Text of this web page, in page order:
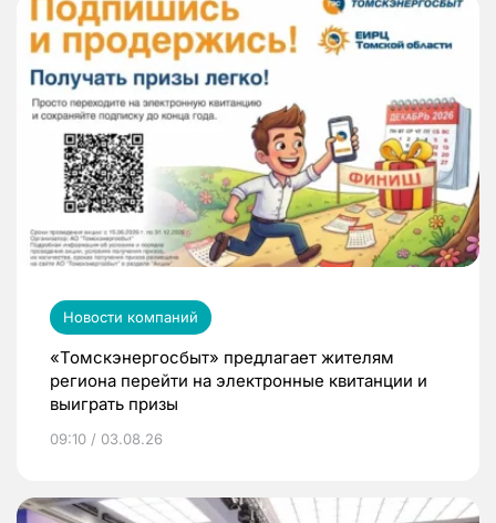
Новости компаний
«Томскэнергосбыт» предлагает жителям
региона перейти на электронные квитанции и
выиграть призы
09:10 / 03.08.26